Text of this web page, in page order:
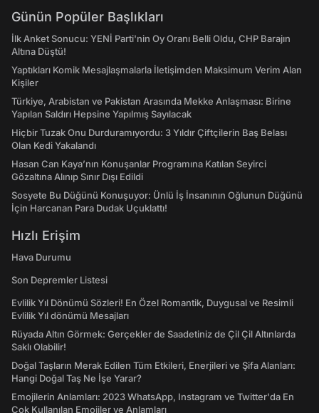
Günün Popüler Başlıkları
İlk Anket Sonucu: YENİ Parti'nin Oy Oranı Belli Oldu, CHP Barajın
Altına Düştü!
Yaptıkları Komik Mesajlaşmalarla İletişimden Maksimum Verim Alan
Kişiler
Türkiye, Arabistan ve Pakistan Arasında Mekke Anlaşması: Birine
Yapılan Saldırı Hepsine Yapılmış Sayılacak
Hiçbir Tuzak Onu Durduramıyordu: 3 Yıldır Çiftçilerin Baş Belası
Olan Kedi Yakalandı
Hasan Can Kaya’nın Konuşanlar Programına Katılan Seyirci
Gözaltına Alınıp Sınır Dışı Edildi
Sosyete Bu Düğünü Konuşuyor: Ünlü İş İnsanının Oğlunun Düğünü
İçin Harcanan Para Dudak Uçuklattı!
Hızlı Erişim
Hava Durumu
Son Depremler Listesi
Evlilik Yıl Dönümü Sözleri! En Özel Romantik, Duygusal ve Resimli
Evlilik Yıl dönümü Mesajları
Rüyada Altın Görmek: Gerçekler de Saadetiniz de Çil Çil Altınlarda
Saklı Olabilir!
Doğal Taşların Merak Edilen Tüm Etkileri, Enerjileri ve Şifa Alanları:
Hangi Doğal Taş Ne İşe Yarar?
Emojilerin Anlamları: 2023 WhatsApp, Instagram ve Twitter'da En
Çok Kullanılan Emojiler ve Anlamları